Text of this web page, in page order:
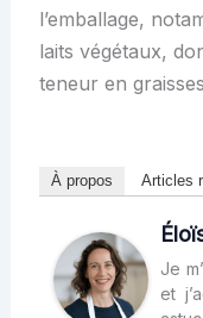
l’emballage,
laits végétaux,
teneur en
À propos Articles
Je
et